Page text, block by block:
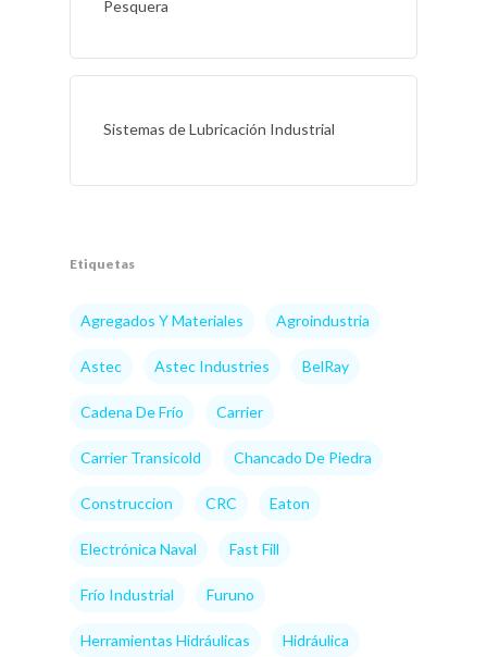
Pesquera
Sistemas de Lubricación Industrial
Etiquetas
Agregados Y Materiales Agroindustria
Astec Astec Industries BelRay
Cadena De Frío Carrier
Carrier Transicold Chancado De Piedra
Construccion CRC Eaton
Electrónica Naval Fast Fill
Frío Industrial Furuno
Herramientas Hidráulicas Hidráulica